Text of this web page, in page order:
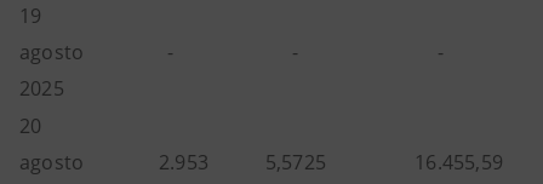
19
agosto
2025
- - -
20
agosto
2.953 5,5725 16.455,59